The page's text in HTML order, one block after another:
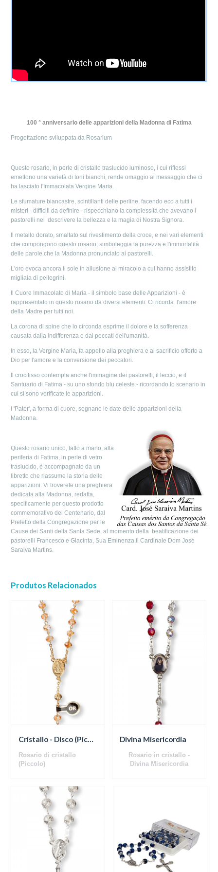
100 ° anniversario delle apparizioni della Madonna di Fatima
Progettazione sviluppata da Rosarium
Questo rosario, in perle di cristallo traslucido luminoso, i cui riflessi
emettono una varietà di toni bianchi, rende omaggio al messaggio che ci
ha lasciato l'Immacolata Vergine Maria.
Le sfumature biancastre, scintillanti delle perline, facendo eco a tutti i
misteri - difficili da definire - rispecchiano la complessità che avevano i
pastorelli nel descrivere la bellezza e la magia di Nostra Signora.
Il metallo dorato, smaltato sul rivestimento della croce, e nei vari elementi
che compongono questo rosario, simboleggia la purezza e l'immortalità
delle parole che la Madonna pronunciato ai pastorelli.
L'oro evoca ancora il sole in allusione al miracolo a cui hanno assistito
migliaia di pellegrini.
Il Cuore Immacolato di Maria - il simbolo base delle Apparizioni - è
rappresentato in questo rosario da diversi elementi. Ci ricorda l'amore
della Madre per tutti noi.
La corona di spine che lo circonda esprime il dolore e la sofferenza
causata dalla indifferenza e dai peccati dell'umanità.
In esso, la Vergine Maria, fa appello alla preghiera e al sacrificio offerto a
Dio per l'amore e la conversione dei peccatori.
Il crocifisso contempla anche l'immagine dei pastorelli, il leccio, e il
Santuario di Fatima - su uno sfondo blu celeste - ricordando lo scenario in
cui si sono verificate le apparizioni.
I 'Pater', a forma di cuore, segnano le date delle apparizioni della
Madonna.
Questo rosario unico, fatto a mano, alla
periferia di Fatima, in perle di vetro
traslucido, è accompagnato da un
libretto che riassume la storia delle
apparizioni. Vi troverete una preghiera
dedicata alla Madonna, redatta,
specificamente per questo prodotto
commemorativo del Centenario, dal
Prefetto della Congregazione per le
Cause dei Santi della Santa Sede, al momento della beatificazione dei
pastorelli Francesco e Giacinta, Sua Eminenza il Cardinale Dom José
Saraiva Martins.
Produtos Relacionados
Cristallo - Disco (Piccolo)
Rosario di cristallo
(Piccolo)
Divina Misericordia
Rosario in cristallo -
Divina Misericordia